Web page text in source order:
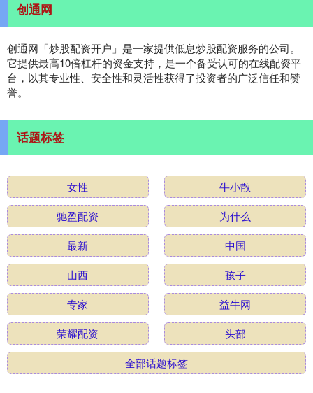
创通网
创通网「炒股配资开户」是一家提供低息炒股配资服务的公司。
它提供最高10倍杠杆的资金支持，是一个备受认可的在线配资平
台，以其专业性、安全性和灵活性获得了投资者的广泛信任和赞
誉。
话题标签
女性
牛小散
驰盈配资
为什么
最新
中国
山西
孩子
专家
益牛网
荣耀配资
头部
全部话题标签